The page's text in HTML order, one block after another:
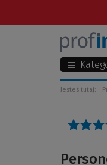
Jesteś tutaj: